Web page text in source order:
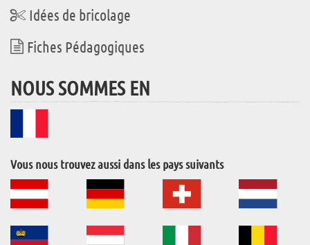
Idées de bricolage
Fiches Pédagogiques
NOUS SOMMES EN
Vous nous trouvez aussi dans les pays suivants